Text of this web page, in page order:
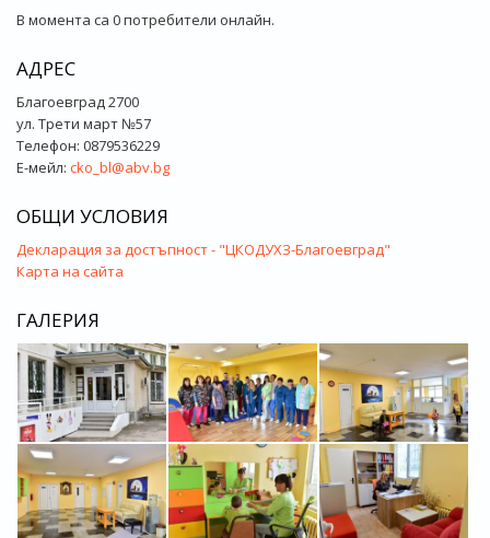
В момента са 0 потребители онлайн.
АДРЕС
Благоевград 2700
ул. Трети март №57
Телефон: 0879536229
Е-мейл: cko_bl@abv.bg
ОБЩИ УСЛОВИЯ
Декларация за достъпност - "ЦКОДУХЗ-Благоевград"
Карта на сайта
ГАЛЕРИЯ